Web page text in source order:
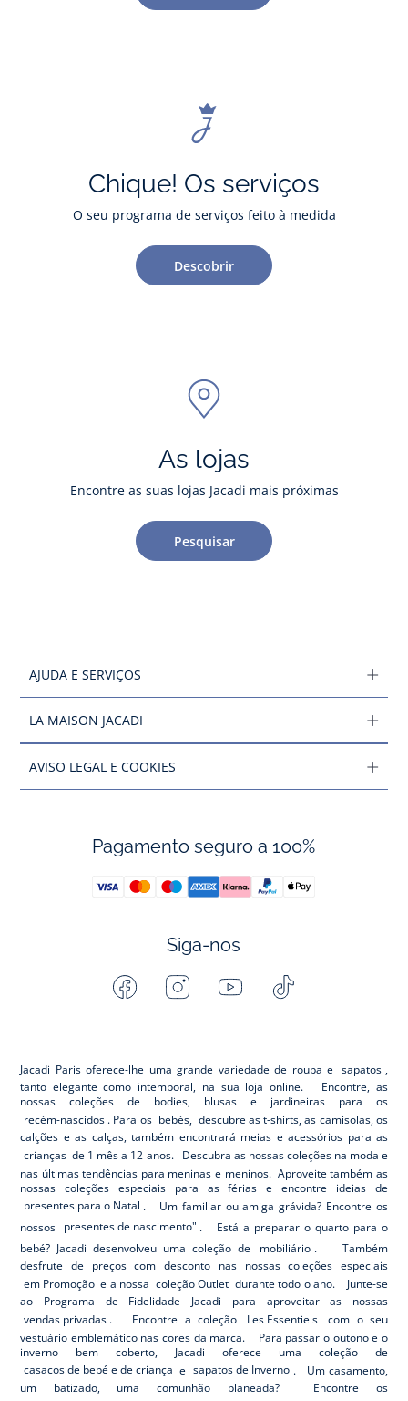
Chique! Os serviços
O seu programa de serviços feito à medida
Descobrir
As lojas
Encontre as suas lojas Jacadi mais próximas
Pesquisar
AJUDA E SERVIÇOS
LA MAISON JACADI
AVISO LEGAL E COOKIES
Pagamento seguro a 100%
Siga-nos
FacebookInstagramYoutube
Jacadi Paris oferece-lhe uma grande variedade de roupa e sapatos ,
tanto elegante como intemporal, na sua loja online. Encontre, as
nossas coleções de bodies, blusas e jardineiras para os
recém-nascidos . Para os bebés, descubre as t-shirts, as camisolas, os
calções e as calças, também encontrará meias e acessórios para as
crianças de 1 mês a 12 anos. Descubra as nossas coleções na moda e
nas últimas tendências para meninas e meninos. Aproveite também as
nossas coleções especiais para as férias e encontre ideias de
presentes para o Natal . Um familiar ou amiga grávida? Encontre os
nossos presentes de nascimento" . Está a preparar o quarto para o
bebé? Jacadi desenvolveu uma coleção de
mobiliário . Também
desfrute de preços com desconto nas nossas coleções especiais
em Promoção e a nossa coleção Outlet durante todo o ano. Junte-se
ao Programa de Fidelidade Jacadi para aproveitar as nossas
vendas privadas . Encontre a coleção Les Essentiels
com o seu
vestuário emblemático nas cores da marca. Para passar o outono e o
inverno bem coberto, Jacadi oferece uma coleção de
casacos de bebé e de criança e sapatos de Inverno . Um casamento,
um batizado, uma comunhão planeada? Encontre os